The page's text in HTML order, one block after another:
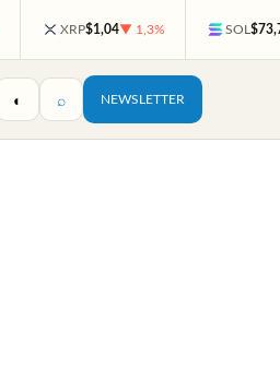
XRP$1,04▼ 1,3% SOL
◐ ⌕ NEWSLETTER